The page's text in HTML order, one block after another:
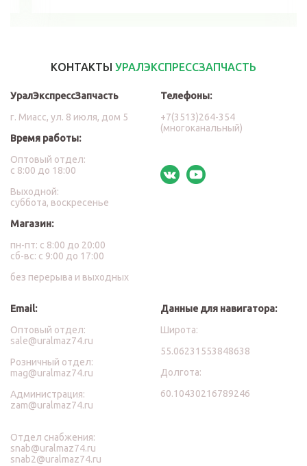
КОНТАКТЫ УРАЛЭКСПРЕССЗАПЧАСТЬ
УралЭкспрессЗапчасть
г. Миасс, ул. 8 июля, дом 5
Время работы:
Оптовый отдел:
с 8:00 до 18:00
Выходной:
суббота, воскресенье
Магазин:
пн-пт: с 8:00 до 20:00
сб-вс: с 9:00 до 17:00
без перерыва и выходных
Телефоны:
+7(3513)264-354
(многоканальный)
Email:
Оптовый отдел:
sale@uralmaz74.ru
Розничный отдел:
mag@uralmaz74.ru
Администрация:
zam@uralmaz74.ru
Отдел снабжения:
snab@uralmaz74.ru
snab2@uralmaz74.ru
Данные для навигатора:
Широта:
55.06231553848638
Долгота:
60.10430216789246